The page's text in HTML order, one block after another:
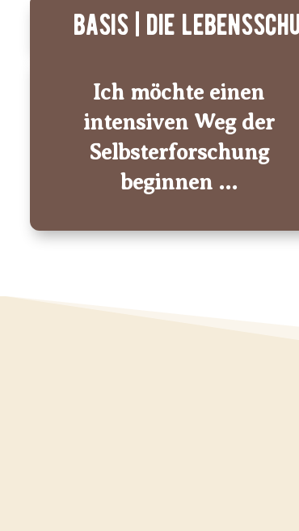
basis | die
Ich möchte einen
intensiven Weg der
Selbsterforschung
beginnen ...